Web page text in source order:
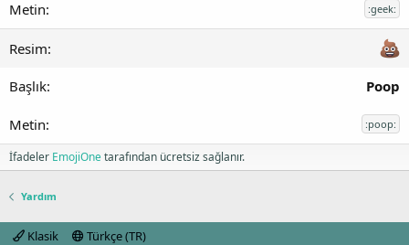
:geek:
Poop
:poop:
İfadeler EmojiOnetarafından ücretsiz sağlanır.
Yardım
Klasik
Türkçe (TR)